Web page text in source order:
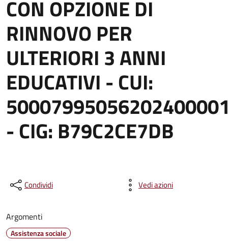
CON OPZIONE DI
RINNOVO PER
ULTERIORI 3 ANNI
EDUCATIVI - CUI:
- CIG: B79C2CE7DB
Condividi Vedi azioni
Argomenti
Assistenza sociale